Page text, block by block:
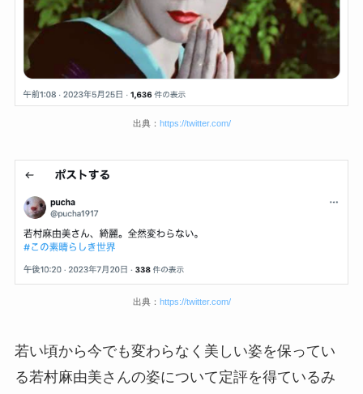
出典： https://twitter.com/
出典： https://twitter.com/
若い頃から今でも変わらなく美しい姿を保ってい
る若村麻由美さんの姿について定評を得ているみ